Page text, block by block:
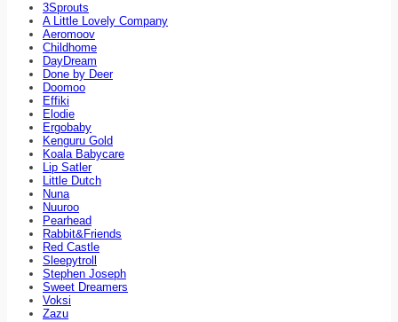
3Sprouts
A Little Lovely Company
Aeromoov
Childhome
DayDream
Done by Deer
Doomoo
Effiki
Elodie
Ergobaby
Kenguru Gold
Koala Babycare
Lip Satler
Little Dutch
Nuna
Nuuroo
Pearhead
Rabbit&Friends
Red Castle
Sleepytroll
Stephen Joseph
Sweet Dreamers
Voksi
Zazu